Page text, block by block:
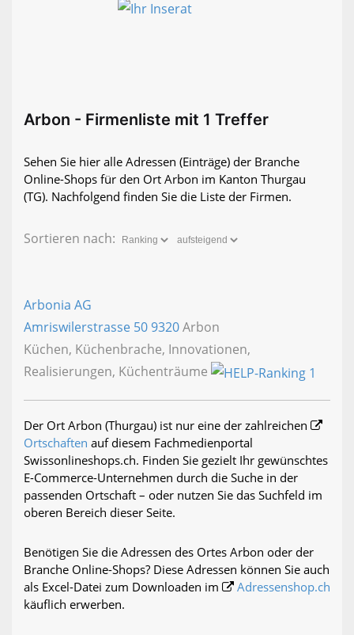
Arbon - Firmenliste mit 1 Treffer
Sehen Sie hier alle Adressen (Einträge) der Branche
Online-Shops für den Ort Arbon im Kanton Thurgau
(TG). Nachfolgend finden Sie die Liste der Firmen.
Sortieren nach:
Arbonia AG
Amriswilerstrasse 50 9320Arbon
Küchen, Küchenbrache, Innovationen,
Realisierungen, Küchenträume
Der Ort Arbon (Thurgau) ist nur eine der zahlreichen
Ortschaften auf diesem Fachmedienportal
Swissonlineshops.ch. Finden Sie gezielt Ihr gewünschtes
E-Commerce-Unternehmen durch die Suche in der
passenden Ortschaft – oder nutzen Sie das Suchfeld im
oberen Bereich dieser Seite.
Benötigen Sie die Adressen des Ortes Arbon oder der
Branche Online-Shops? Diese Adressen können Sie auch
als Excel-Datei zum Downloaden im
Adressenshop.ch
käuflich erwerben.